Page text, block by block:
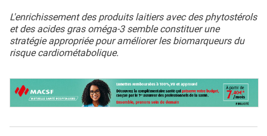
L'enrichissement des produits laitiers avec des phytostérols
et des acides gras oméga-3 semble constituer une
stratégie appropriée pour améliorer les biomarqueurs du
risque cardiométabolique.